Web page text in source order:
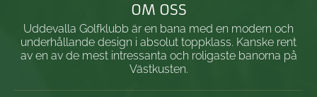
OM OSS
Uddevalla Golfklubb är en bana med en modern och
underhållande design i absolut toppklass. Kanske rent
av en av de mest intressanta och roligaste banorna på
Västkusten.